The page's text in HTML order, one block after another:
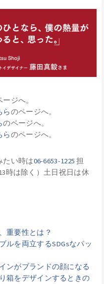
ージへ。
らのページへ。
のページへ。
らのページへ。
たい時は06-6653-1225 担
時は除く）土日祝日は休
重要性とは？
ルを両立するSDGsなパッ
ンがブランドの顔になる
箱をデザインするときの